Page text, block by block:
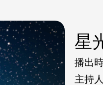
星
播出
主持